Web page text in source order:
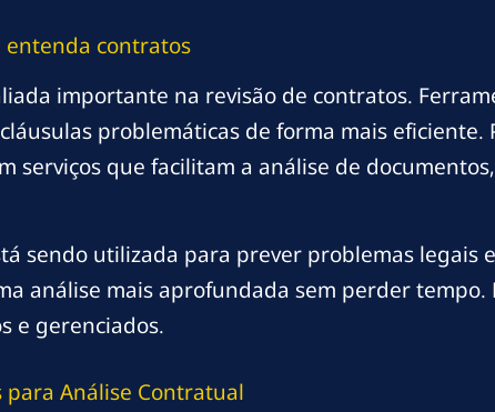
entenda contratos
importante na revisão de contratos.
problemáticas de forma mais eficiente.
serviços que facilitam a análise de
sendo utilizada para prever problemas legais
análise mais aprofundada sem perder
e gerenciados.
para Análise Contratual